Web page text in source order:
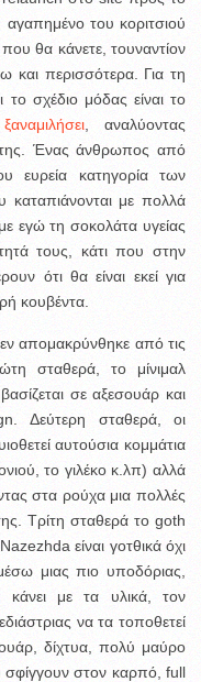
του κοριτσιού
θα κάνετε, τουναντίον
περισσότερα. Για τη
το σχέδιο μόδας είναι το
, αναλύοντας
της. Ένας άνθρωπος από
ευρεία κατηγορία των
με πολλά
εγώ τη σοκολάτα υγείας
τους, κάτι που στην
ότι θα είναι εκεί για
κουβέντα.
απομακρύνθηκε από τις
σταθερά, το μίνιμαλ
σε αξεσουάρ και
Δεύτερη σταθερά, οι
αυτούσια κομμάτια
το γιλέκο κ.λπ) αλλά
στα ρούχα μια πολλές
Τρίτη σταθερά το goth
είναι γοτθικά όχι
μιας πιο υποδόριας,
κάνει με τα υλικά, τον
να τα τοποθετεί
δίχτυα, πολύ μαύρο
σφίγγουν στον καρπό, full